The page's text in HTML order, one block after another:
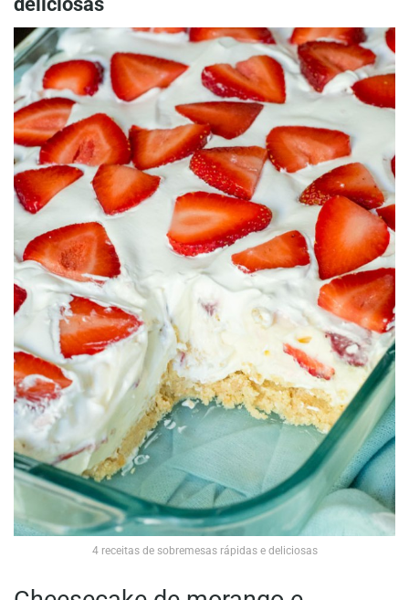
4 receitas de sobremesas rápidas e deliciosas